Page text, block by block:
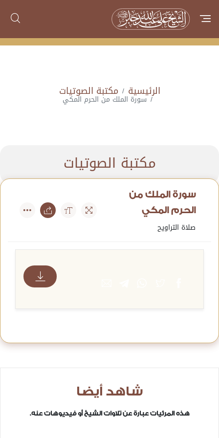
الرئيسية مكتبة الصوتيات
سورة الملك من الحرم المكي
مكتبة الصوتيات
سورة الملك من
الحرم المكي
صلاة التراويح
شاهد أيضا
هذه المرئيات عبارة عن تلاوات الشيخ أو فيديوهات عنه.